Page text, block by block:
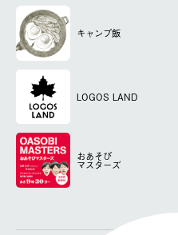
キャンプ飯
LOGOS LAND
おあそび
マスターズ